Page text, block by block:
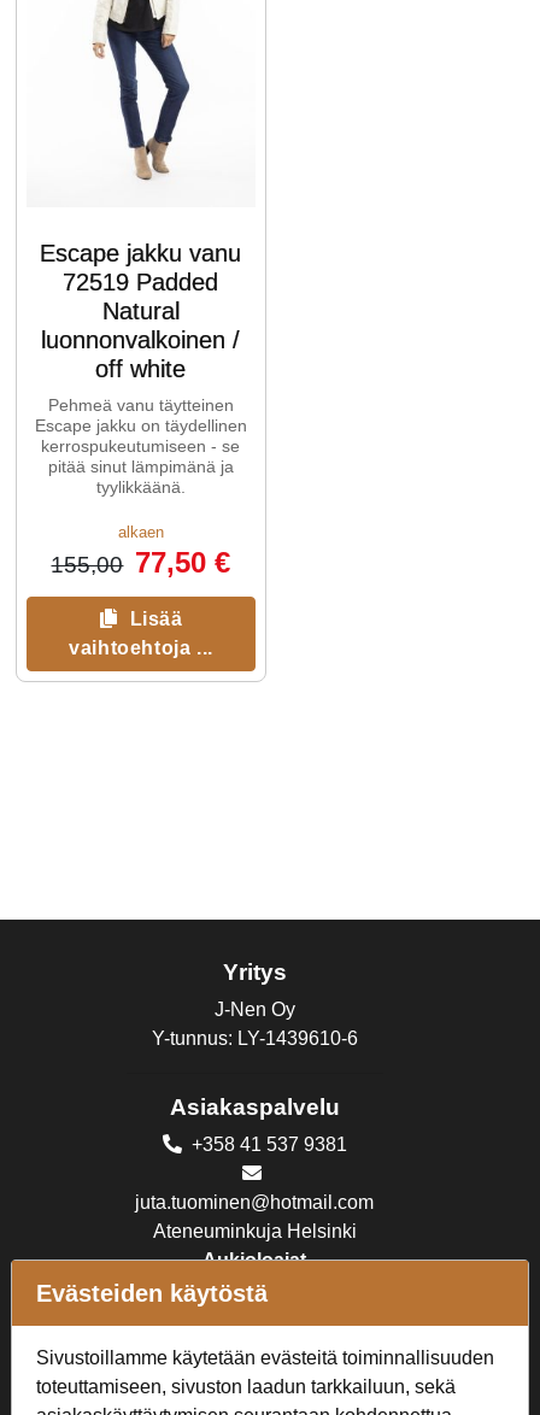
Escape jakku vanu
72519 Padded
Natural
luonnonvalkoinen /
off white
Pehmeä vanu täytteinen
Escape jakku on täydellinen
kerrospukeutumiseen - se
pitää sinut lämpimänä ja
tyylikkäänä.
alkaen
155,00 77,50 €
Lisää
vaihtoehtoja ...
Yritys
J-Nen Oy
Y-tunnus: LY-1439610-6
Asiakaspalvelu
+358 41 537 9381
juta.tuominen@hotmail.com
Ateneuminkuja Helsinki
Aukioloajat
MA - PE 10-18, LA 10-16,
Verkkokauppa
Evästeiden käytöstä
Sivustoillamme käytetään evästeitä toiminnallisuuden
toteuttamiseen, sivuston laadun tarkkailuun, sekä